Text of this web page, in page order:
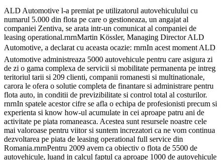
ALD Automotive l-a premiat pe utilizatorul autovehiculului cu
numarul 5.000 din flota pe care o gestioneaza, un angajat al
companiei Zentiva, se arata intr-un comunicat al companiei de
leasing operational.rnrnMartin Kössler, Managing Director ALD
Automotive, a declarat cu aceasta ocazie: rnrnIn acest moment ALD
Automotive administreaza 5000 autovehicule pentru care asigura zi
de zi o gama complexa de servicii si mobilitate permanenta pe intreg
teritoriul tarii si 209 clienti, companii romanesti si multinationale,
carora le ofera o solutie completa de finantare si administrare pentru
flota auto, in conditii de previzibilitate si control total al costurilor.
rnrnIn spatele acestor cifre se afla o echipa de profesionisti precum si
experienta si know how-ul acumulate in cei aproape patru ani de
activitate pe piata romaneasca. Acestea sunt resursele noastre cele
mai valoroase pentru viitor si suntem increzatori ca ne vom continua
dezvoltarea pe piata de leasing operational full service din
Romania.rnrnPentru 2009 avem ca obiectiv o flota de 5500 de
autovehicule, luand in calcul faptul ca aproape 1000 de autovehicule